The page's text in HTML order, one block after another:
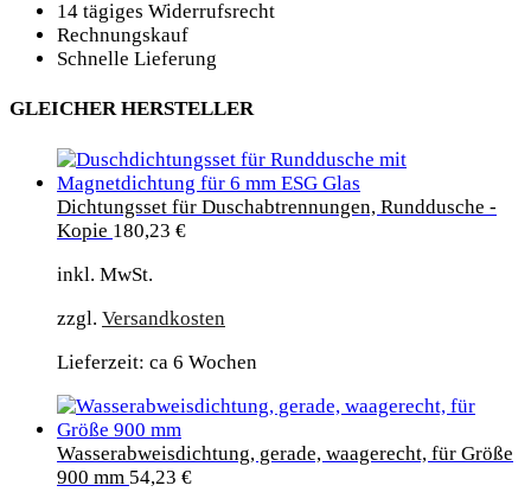
14 tägiges Widerrufsrecht
Rechnungskauf
Schnelle Lieferung
GLEICHER HERSTELLER
Dichtungsset für Duschabtrennungen, Runddusche -
Kopie 180,23 €
inkl. MwSt.
zzgl. Versandkosten
Lieferzeit: ca 6 Wochen
Wasserabweisdichtung, gerade, waagerecht, für Größe
900 mm 54,23 €